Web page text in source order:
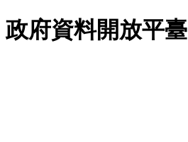
跳至主要內容
政府資料開放平臺